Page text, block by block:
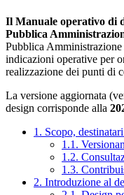
Il Manuale operativo di
Pubblica
Pubblica
indicazioni operative per
realizzazione dei punti di
La versione aggiornata
design corrisponde alla
1. Scopo,
1.1.
1.2.
1.3.
2. Introduzione al